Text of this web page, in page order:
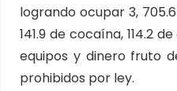
logrando ocupar 3,
141.9 de cocaína, 114.2
equipos y dinero fruto
prohibidos por ley.